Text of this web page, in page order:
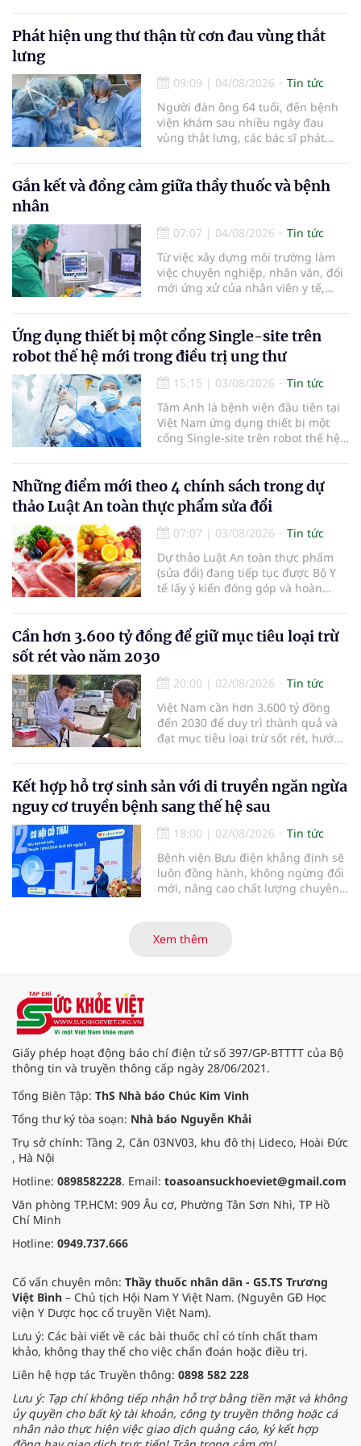
là những nội dung trọng tâm được
báo cáo tại Hội thảo khoa học cập
tiêu hóa - gan mật vừa diễn ra
ngày 1/8 tại Bệnh viện Đại học
quốc tế Hồng Bàng.
Phát hiện ung thư thận từ cơn đau vùng thắt
lưng
09:09 | 04/08/2026
Tin tức
Người đàn ông 64 tuổi, đến bệnh
viện khám sau nhiều ngày đau
vùng thắt lưng, các bác sĩ phát
biểu mô tế bào thận. Với khối u còn
ở giai đoạn sớm, người bệnh được
bằng phẫu thuật robot thay vì phải
cắt bỏ toàn bộ quả thận như trước
đây.
Gắn kết và đồng cảm giữa thầy thuốc và bệnh
nhân
07:07 | 04/08/2026
Tin tức
Từ việc xây dựng môi trường làm
việc chuyên nghiệp, nhân văn, đổi
mới ứng xử của nhân viên y tế,
đồng cảm, gắn kết cao giữa thầy
thuốc với bệnh nhân.
Ứng dụng thiết bị một cổng Single-site trên
robot thế hệ mới trong điều trị ung thư
15:15 | 03/08/2026
Tin tức
Tâm Anh là bệnh viện đầu tiên tại
Việt Nam ứng dụng thiết bị một
cổng Single-site trên robot thế hệ
Những điểm mới theo 4 chính sách trong dự
thảo Luật An toàn thực phẩm sửa đổi
07:07 | 03/08/2026
Tin tức
Dự thảo Luật An toàn thực phẩm
(sửa đổi) đang tiếp tục được Bộ Y
tế lấy ý kiến đóng góp và hoàn
cường hậu kiểm, ứng dụng chuyển
đổi số, kiểm soát nguy cơ theo toàn
bộ chuỗi cung ứng và nâng cao
hiệu quả quản lý loại hình thức ăn
đường phố, bếp ăn tập thể, góp
phần nâng cao hiệu quả bảo đảm
an toàn thực phẩm trong giai đoạn
mới.
Cần hơn 3.600 tỷ đồng để giữ mục tiêu loại trừ
sốt rét vào năm 2030
20:00 | 02/08/2026
Tin tức
Việt Nam cần hơn 3.600 tỷ đồng
đến 2030 để duy trì thành quả và
đạt mục tiêu loại trừ sốt rét, hướng
Kết hợp hỗ trợ sinh sản với di truyền ngăn ngừa
nguy cơ truyền bệnh sang thế hệ sau
18:00 | 02/08/2026
Tin tức
Bệnh viện Bưu điện khẳng định sẽ
luôn đồng hành, không ngừng đổi
mới, nâng cao chất lượng chuyên
thành “có thể”, giúp ngày càng
nhiều gia đình vô sinh, hiếm muộn
Xem thêm
Giấy phép hoạt động báo chí điện tử số 397/GP-BTTTT của Bộ
thông tin và truyền thông cấp ngày 28/06/2021.
Tổng Biên Tập: ThS Nhà báo Chúc Kim Vinh
Tổng thư ký tòa soạn: Nhà báo Nguyễn Khải
Trụ sở chính: Tầng 2, Căn 03NV03, khu đô thị Lideco, Hoài Đức
, Hà Nội
Hotline: 0898582228. Email: toasoansuckhoeviet@gmail.com
Văn phòng TP.HCM: 909 Âu cơ, Phường Tân Sơn Nhì, TP Hồ
Chí Minh
Hotline: 0949.737.666
Cố vấn chuyên môn: Thầy thuốc nhân dân - GS.TS Trương
Việt Bình – Chủ tịch Hội Nam Y Việt Nam. (Nguyên GĐ Học
viện Y Dược học cổ truyền Việt Nam).
Lưu ý: Các bài viết về các bài thuốc chỉ có tính chất tham
khảo, không thay thế cho việc chẩn đoán hoặc điều trị.
Liên hệ hợp tác Truyền thông: 0898 582 228
Lưu ý: Tạp chí không tiếp nhận hỗ trợ bằng tiền mặt và không
ủy quyền cho bất kỳ tài khoản, công ty truyền thông hoặc cá
nhân nào thực hiện việc giao dịch quảng cáo, ký kết hợp